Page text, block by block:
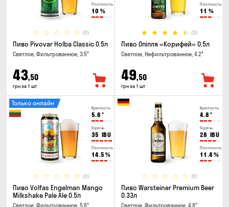
Плотность
10 %
(0)
Пиво Pivovar Holba Classic 0.5л
Светлое, Фильтрованное, 3.5°
43,50
грн за 1 шт
Плотность
11 %
(3)
Пиво Опілля «Корифей» 0.5л
Светлое, Нефильтрованное, 4.2°
49,50
грн за 1 шт
Крепость
5.6 °
Горечь
35 IBU
Плотность
14.5 %
(0)
Только онлайн
Пиво Volfas Engelman Mango
Milkshake Pale Ale 0.5л
Светлое, Фильтрованное, 5.6°
Крепость
4.8 °
Горечь
28 IBU
Плотность
11.4%
(0)
Пиво Warsteiner Premium Beer
0.33л
Светлое, Фильтрованное, 4.8°